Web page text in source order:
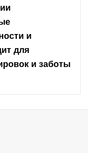
и
для
и заботы